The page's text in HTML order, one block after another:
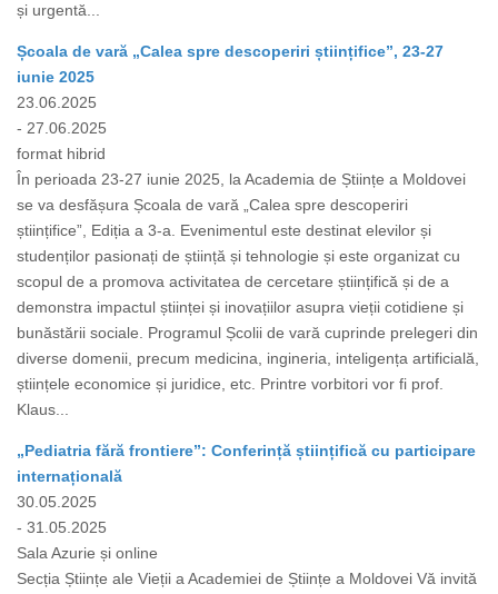
și urgentă...
Școala de vară „Calea spre descoperiri științifice”, 23-27
iunie 2025
23.06.2025
- 27.06.2025
format hibrid
În perioada 23-27 iunie 2025, la Academia de Științe a Moldovei
se va desfășura Școala de vară „Calea spre descoperiri
științifice”, Ediția a 3-a. Evenimentul este destinat elevilor și
studenților pasionați de știință și tehnologie și este organizat cu
scopul de a promova activitatea de cercetare științifică și de a
demonstra impactul științei și inovațiilor asupra vieții cotidiene și
bunăstării sociale. Programul Școlii de vară cuprinde prelegeri din
diverse domenii, precum medicina, ingineria, inteligența artificială,
științele economice și juridice, etc. Printre vorbitori vor fi prof.
Klaus...
„Pediatria fără frontiere”: Conferință științifică cu participare
internațională
30.05.2025
- 31.05.2025
Sala Azurie și online
Secția Științe ale Vieții a Academiei de Științe a Moldovei Vă invită